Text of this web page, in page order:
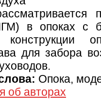
в опоках с
конструкции
для забора
Опока,
об авторах